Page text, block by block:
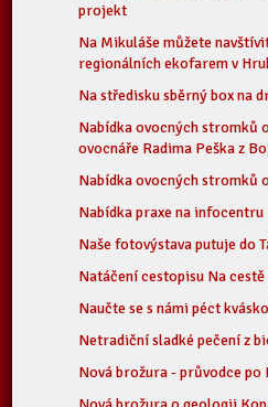
projekt
Na Mikuláše můžete
regionálních ekofarem v
Na středisku sběrný box na
Nabídka ovocných stromků
ovocnáře Radima Peška z
Nabídka ovocných stromků
Nabídka praxe na infocentru
Naše fotovýstava putuje do
Natáčení cestopisu Na
Naučte se s námi péct
Netradiční sladké pečení z
Nová brožura - průvodce po